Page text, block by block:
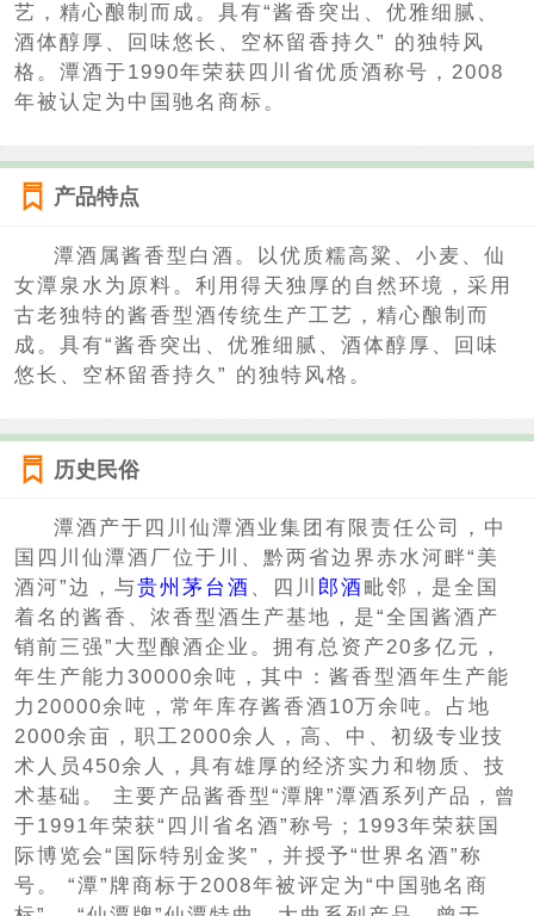
艺，精心酿制而成。具有“酱香突出、优雅细腻、
酒体醇厚、回味悠长、空杯留香持久” 的独特风
格。潭酒于1990年荣获四川省优质酒称号，2008
年被认定为中国驰名商标。
产品特点
潭酒属酱香型白酒。以优质糯高粱、小麦、仙
女潭泉水为原料。利用得天独厚的自然环境，采用
古老独特的酱香型酒传统生产工艺，精心酿制而
成。具有“酱香突出、优雅细腻、酒体醇厚、回味
悠长、空杯留香持久” 的独特风格。
历史民俗
潭酒产于四川仙潭酒业集团有限责任公司，中
国四川仙潭酒厂位于川、黔两省边界赤水河畔“美
酒河”边，与贵州茅台酒 、四川 郎酒 毗邻，是全国
着名的酱香、浓香型酒生产基地，是“全国酱酒产
销前三强”大型酿酒企业。拥有总资产20多亿元，
年生产能力30000余吨，其中：酱香型酒年生产能
力20000余吨，常年库存酱香酒10万余吨。占地
2000余亩，职工2000余人，高、中、初级专业技
术人员450余人，具有雄厚的经济实力和物质、技
术基础。 主要产品酱香型“潭牌”潭酒系列产品，曾
于1991年荣获“四川省名酒”称号；1993年荣获国
际博览会“国际特别金奖”，并授予“世界名酒”称
号。 “潭”牌商标于2008年被评定为“中国驰名商